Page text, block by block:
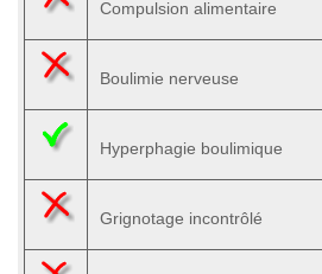
Compulsion alimentaire
Boulimie nerveuse
Hyperphagie boulimique
Grignotage incontrôlé